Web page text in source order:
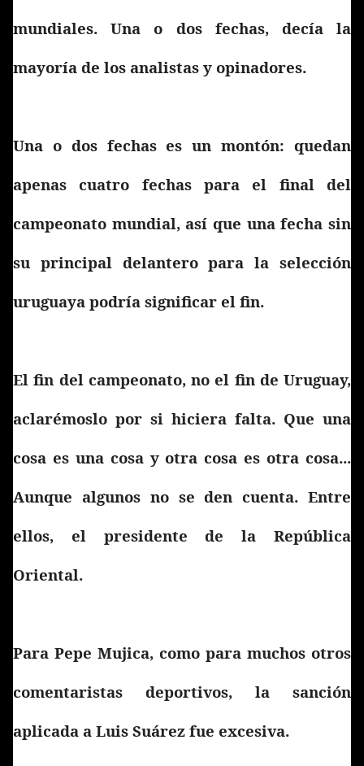
mundiales. Una o dos fechas, decía la
mayoría de los analistas y opinadores.
Una o dos fechas es un montón: quedan
apenas cuatro fechas para el final del
campeonato mundial, así que una fecha sin
su principal delantero para la selección
uruguaya podría significar el fin.
El fin del campeonato, no el fin de Uruguay,
aclarémoslo por si hiciera falta. Que una
cosa es una cosa y otra cosa es otra cosa...
Aunque algunos no se den cuenta. Entre
ellos, el presidente de la República
Oriental.
Para Pepe Mujica, como para muchos otros
comentaristas deportivos, la sanción
aplicada a Luis Suárez fue excesiva.